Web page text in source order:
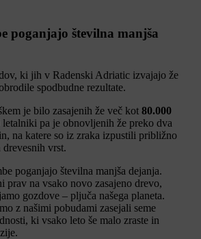
poganjajo številna manjša
ki jih v Radenski Adriatic izvajajo že
spodbudne rezultate.
je bilo zasajenih že več kot 80.000
pa je obnovljenih že preko dva
na katere so iz zraka izpustili približno
drevesnih vrst.
poganjajo številna manjša dejanja.
prav na vsako novo zasajeno drevo,
gozdove – pljuča našega planeta.
z našimi pobudami zasejali seme
ki vsako leto še malo zraste in